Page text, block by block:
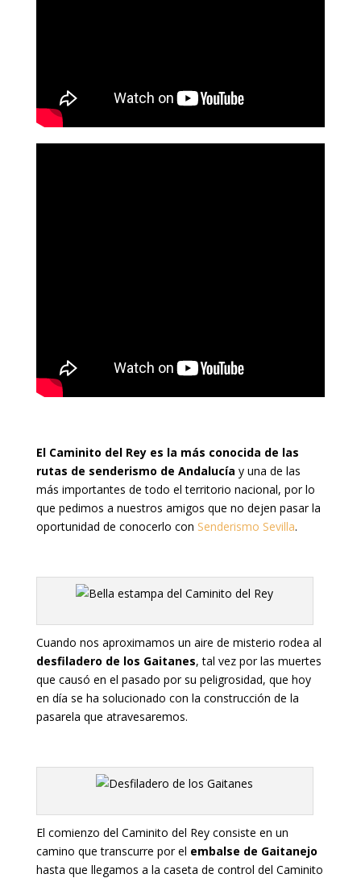
El Caminito del Rey es la más conocida de las
rutas de senderismo de Andalucía y una de las
más importantes de todo el territorio nacional, por lo
que pedimos a nuestros amigos que no dejen pasar la
oportunidad de conocerlo con Senderismo Sevilla.
Cuando nos aproximamos un aire de misterio rodea al
desfiladero de los Gaitanes, tal vez por las muertes
que causó en el pasado por su peligrosidad, que hoy
en día se ha solucionado con la construcción de la
pasarela que atravesaremos.
El comienzo del Caminito del Rey consiste en un
camino que transcurre por el embalse de Gaitanejo
hasta que llegamos a la caseta de control del Caminito